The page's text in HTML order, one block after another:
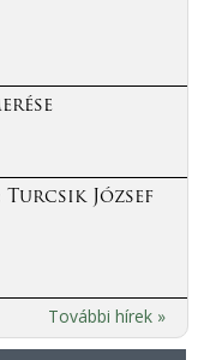
József
További hírek »